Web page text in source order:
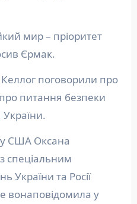
мир – пріоритет
Єрмак.
поговорили про
питання безпеки
України.
США Оксана
спеціальним
України та Росії
вонаповідомила у